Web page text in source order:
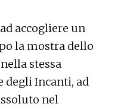
accogliere un
la mostra dello
stessa
degli Incanti, ad
nel